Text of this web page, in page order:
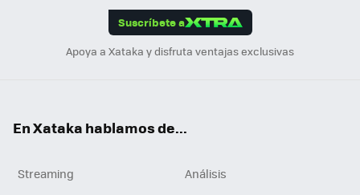
Suscríbete a
Apoya a Xataka y disfruta ventajas exclusivas
En Xataka hablamos de...
Streaming
Análisis